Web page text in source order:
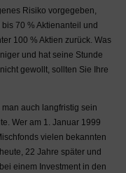
Risiko vorgegeben,
70 % Aktienanteil und
100 % Aktien zurück. Was
und hat seine Stunde
gewollt, sollten Sie Ihre
auch langfristig sein
Wer am 1. Januar 1999
vielen bekannten
22 Jahre später und
einem Investment in den
aus